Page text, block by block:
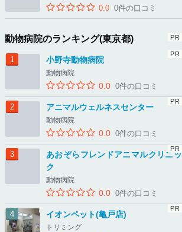
0.0 0件の口コミ
動物病院のランキング(東京都)
小野寺動物病院
動物病院
0.0 0件の口コミ
アニマルウェルネスセンター
動物病院
0.0 0件の口コミ
あおぞらフレンドアニマルクリニッ
ク
動物病院
0.0 0件の口コミ
イオンペット(亀戸店)
トリミング